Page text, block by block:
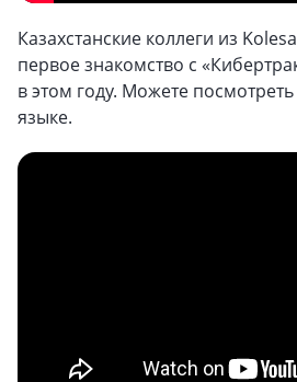
Казахстанские коллеги из
первое знакомство с
в этом году. Можете
языке.